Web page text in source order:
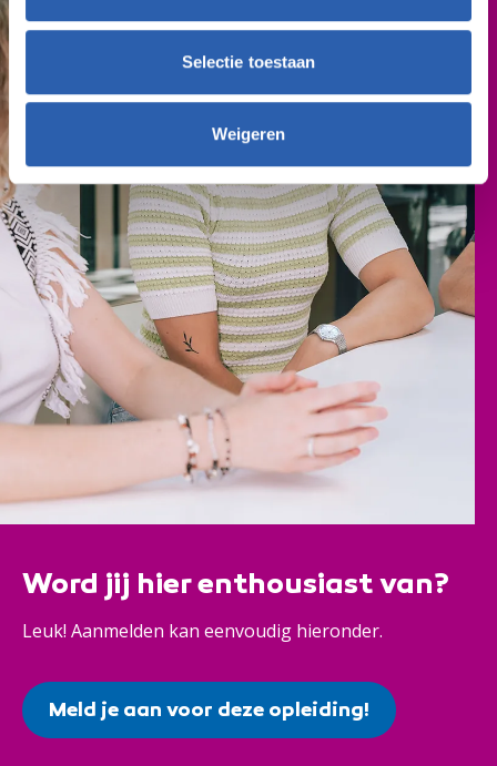
Selectie toestaan
Weigeren
Word jij hier enthousiast van?
Leuk! Aanmelden kan eenvoudig hieronder.
Meld je aan voor deze opleiding!